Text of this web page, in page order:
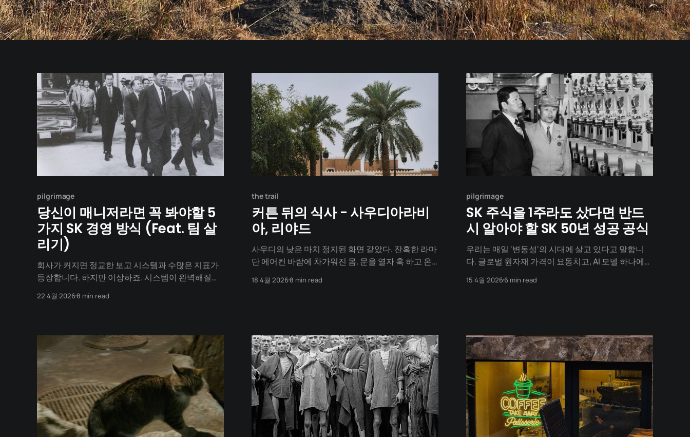
pilgrimage
당신이 매니저라면 꼭 봐야할 5
가지 SK 경영 방식 (Feat. 팀 살
리기)
회사가 커지면 정교한 보고 시스템과 수많은 지표가
등장합니다. 하지만 이상하죠. 시스템이 완벽해질수
앉는 배처럼 무거워집니다. 40년 전, 덩치가 커진 SK
혼돈: 질서가 통하지 않는 거대 조직의 습격 1970년
대
22 4월 20268 min read
the trail
커튼 뒤의 식사 - 사우디아라비
아, 리야드
사우디의 낮은 마치 정지된 화면 같았다. 잔혹한 라마
단 에어컨 바람에 차가워진 몸. 문을 열자 훅 하고 온
다. 이내 숨이 턱 막히는 열기가 쏟아졌다. 잠깐만 걸
18 4월 20268 min read
pilgrimage
SK 주식을 1주라도 샀다면 반드
시 알아야 할 SK 50년 성공 공식
우리는 매일 '변동성'의 시대에 살고 있다고 말합니
다. 글로벌 원자재 가격이 요동치고, AI 모델 하나에
전, 대한민국에는 이보다 훨씬 더 처절한 '생존의 병
15 4월 20266 min read